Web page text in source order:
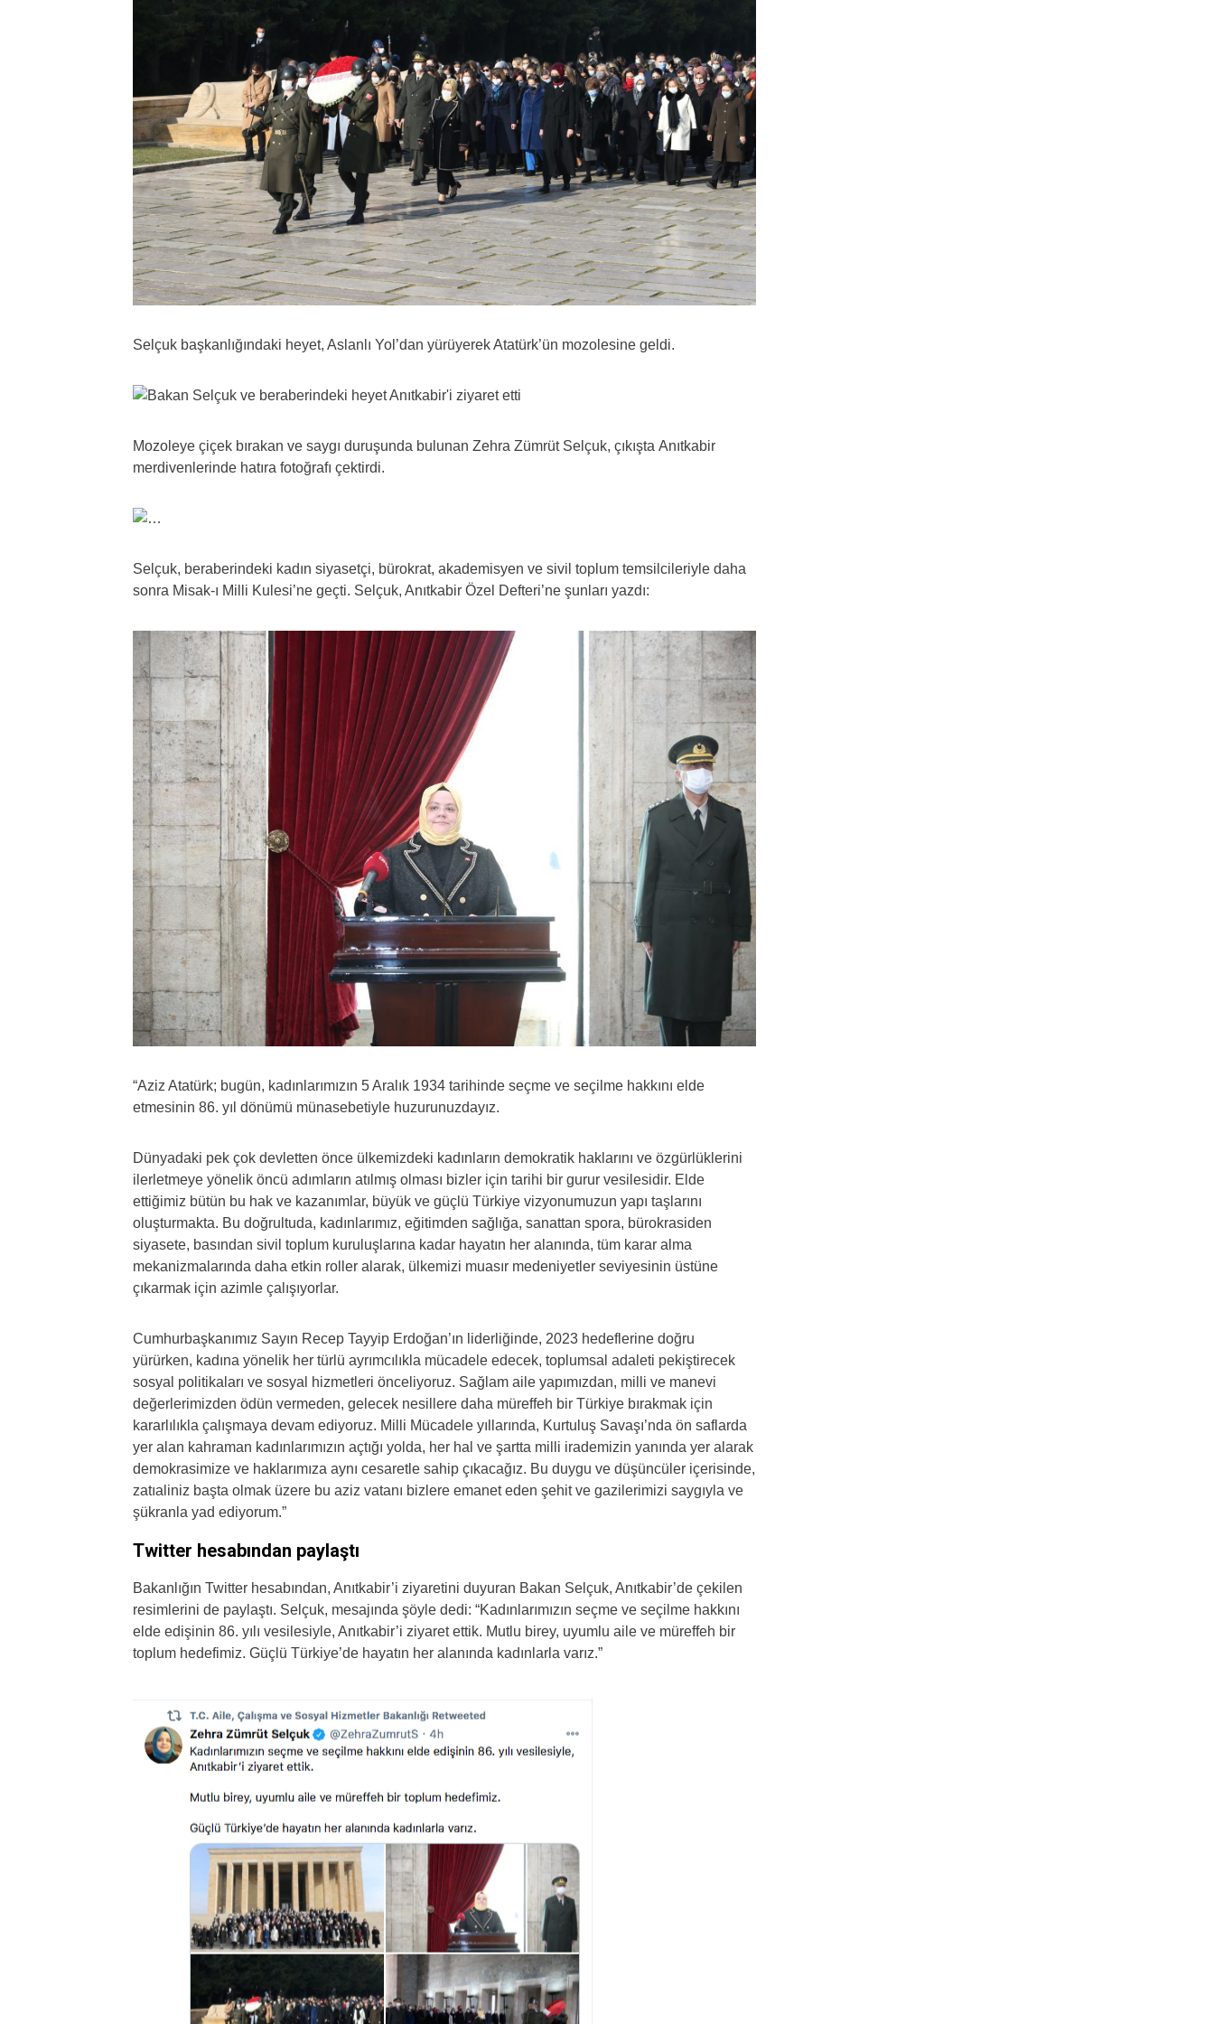
Selçuk başkanlığındaki heyet, Aslanlı Yol’dan yürüyerek Atatürk’ün mozolesine geldi.
Mozoleye çiçek bırakan ve saygı duruşunda bulunan Zehra Zümrüt Selçuk, çıkışta Anıtkabir
merdivenlerinde hatıra fotoğrafı çektirdi.
Selçuk, beraberindeki kadın siyasetçi, bürokrat, akademisyen ve sivil toplum temsilcileriyle daha
sonra Misak-ı Milli Kulesi’ne geçti. Selçuk, Anıtkabir Özel Defteri’ne şunları yazdı:
“Aziz Atatürk; bugün, kadınlarımızın 5 Aralık 1934 tarihinde seçme ve seçilme hakkını elde
etmesinin 86. yıl dönümü münasebetiyle huzurunuzdayız.
Dünyadaki pek çok devletten önce ülkemizdeki kadınların demokratik haklarını ve özgürlüklerini
ilerletmeye yönelik öncü adımların atılmış olması bizler için tarihi bir gurur vesilesidir. Elde
ettiğimiz bütün bu hak ve kazanımlar, büyük ve güçlü Türkiye vizyonumuzun yapı taşlarını
oluşturmakta. Bu doğrultuda, kadınlarımız, eğitimden sağlığa, sanattan spora, bürokrasiden
siyasete, basından sivil toplum kuruluşlarına kadar hayatın her alanında, tüm karar alma
mekanizmalarında daha etkin roller alarak, ülkemizi muasır medeniyetler seviyesinin üstüne
çıkarmak için azimle çalışıyorlar.
Cumhurbaşkanımız Sayın Recep Tayyip Erdoğan’ın liderliğinde, 2023 hedeflerine doğru
yürürken, kadına yönelik her türlü ayrımcılıkla mücadele edecek, toplumsal adaleti pekiştirecek
sosyal politikaları ve sosyal hizmetleri önceliyoruz. Sağlam aile yapımızdan, milli ve manevi
değerlerimizden ödün vermeden, gelecek nesillere daha müreffeh bir Türkiye bırakmak için
kararlılıkla çalışmaya devam ediyoruz. Milli Mücadele yıllarında, Kurtuluş Savaşı’nda ön saflarda
yer alan kahraman kadınlarımızın açtığı yolda, her hal ve şartta milli irademizin yanında yer alarak
demokrasimize ve haklarımıza aynı cesaretle sahip çıkacağız. Bu duygu ve düşüncüler içerisinde,
zatıaliniz başta olmak üzere bu aziz vatanı bizlere emanet eden şehit ve gazilerimizi saygıyla ve
şükranla yad ediyorum.”
Twitter hesabından paylaştı
Bakanlığın Twitter hesabından, Anıtkabir’i ziyaretini duyuran Bakan Selçuk, Anıtkabir’de çekilen
resimlerini de paylaştı. Selçuk, mesajında şöyle dedi: “Kadınlarımızın seçme ve seçilme hakkını
elde edişinin 86. yılı vesilesiyle, Anıtkabir’i ziyaret ettik. Mutlu birey, uyumlu aile ve müreffeh bir
toplum hedefimiz. Güçlü Türkiye’de hayatın her alanında kadınlarla varız.”